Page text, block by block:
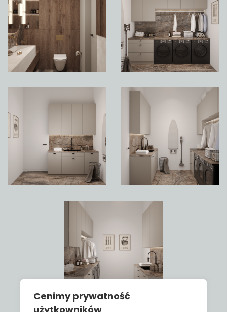
Cenimy prywatność